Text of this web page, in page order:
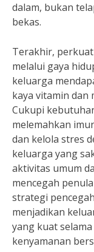
dalam, bukan
bekas.
Terakhir,
melalui gaya
keluarga
kaya vitamin dan
Cukupi
melemahkan
dan kelola stres
keluarga yang
aktivitas umum
mencegah
strategi
menjadikan
yang kuat selama
kenyamanan